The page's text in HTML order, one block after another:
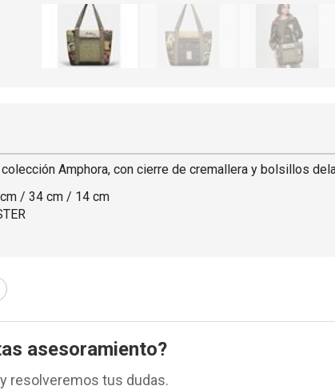
Amphora, con cierre de cremallera y bolsillos
/ 34 cm / 14 cm
asesoramiento?
resolveremos tus dudas.